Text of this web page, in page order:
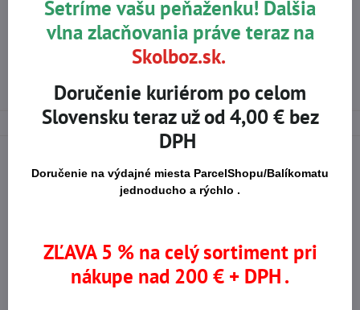
Viac z kategórie
OCHRANA HLAVY
NÁRAZUODOLNÉ PRILBY
Na trhu od r​. 2008 Certifikované výrobky
Skladom viac ako 36 tisíc
produktov
Výhodné ceny
Šetríme vašu peňaženku! Ďalšia
vlna zlacňovania práve teraz na
Skolboz.sk.
Doručenie kuriérom po celom
Slovensku teraz už od 4,00 € bez
DPH
Doručenie na výdajné miesta ParcelShopu/Balíkomatu
jednoducho a rýchlo .
ZĽAVA 5 % na celý sortiment pri
nákupe nad 200 € + DPH .